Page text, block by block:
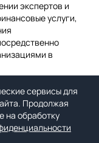
сервисы для
Продолжая
на обработку
экспертов и
услуги,
в
на основе
за
удобства и